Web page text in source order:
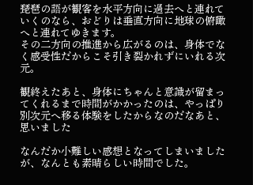
琵琶の語が観客を水平方向に過去へと連れて
いくのなら、おどりは垂直方向に地球の俯瞰
へと連れてゆきます。
その二方向の推進から広がるのは、身体でな
く感受性だからこそ引き裂かれずにいれる次
元。
観終えたあと、身体にちゃんと意識が留まっ
てくれるまで時間がかかったのは、やっぱり
別次元へ移る体験をしたからなのだなあと、
思いました️
なんだか小難しい感想となってしまいました
が、なんとも素晴らしい時間でした。